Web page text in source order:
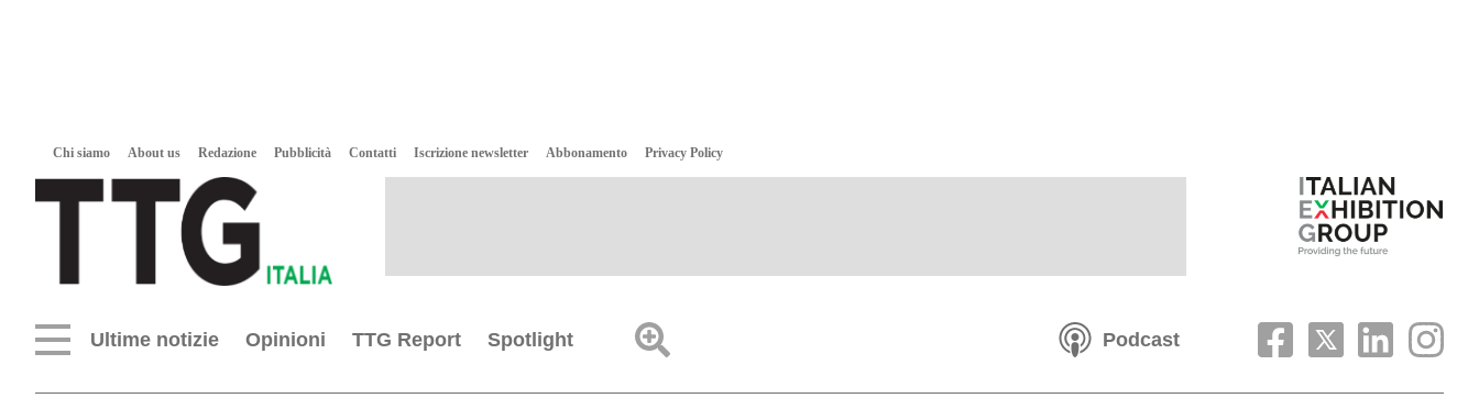
Chi siamo About us Redazione Pubblicità Contatti Iscrizione newsletter Abbonamento Privacy Policy
Ultime notizie Opinioni TTG Report Spotlight Podcast